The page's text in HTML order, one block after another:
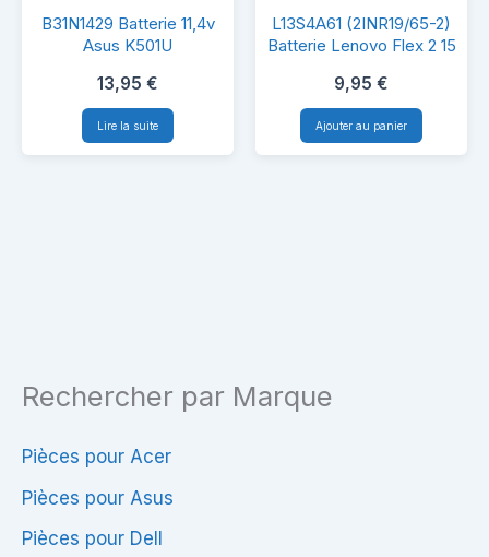
Rechercher par Marque
Pièces pour Acer
Pièces pour Asus
Pièces pour Dell
B31N1429
Batterie
11,4v
Asus
K501U
B31N1429 Batterie 11,4v
Asus K501U
13,95 €
Lire la suite
L13S4A61
(2INR19/65-
2)
Batterie
Lenovo
L13S4A61 (2INR19/65-2)
Batterie Lenovo Flex 2 15
9,95 €
Ajouter au panier